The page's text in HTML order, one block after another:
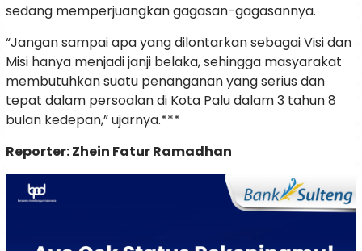
sedang memperjuangkan gagasan-gagasannya.
“Jangan sampai apa yang dilontarkan sebagai Visi dan
Misi hanya menjadi janji belaka, sehingga masyarakat
membutuhkan suatu penanganan yang serius dan
tepat dalam persoalan di Kota Palu dalam 3 tahun 8
bulan kedepan,” ujarnya.***
Reporter: Zhein Fatur Ramadhan